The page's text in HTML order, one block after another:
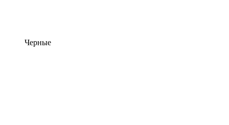
Черные